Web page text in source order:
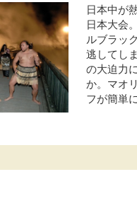
日本中が
日本大会
ルブラッ
逃してし
の大迫力
か。マオ
フが簡単